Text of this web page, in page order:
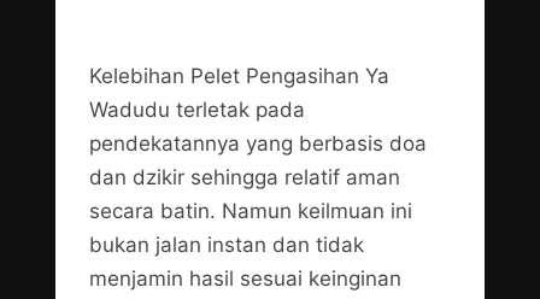
Kelebihan Pelet Pengasihan Ya
Wadudu terletak pada
pendekatannya yang berbasis doa
dan dzikir sehingga relatif aman
secara batin. Namun keilmuan ini
bukan jalan instan dan tidak
menjamin hasil sesuai keinginan